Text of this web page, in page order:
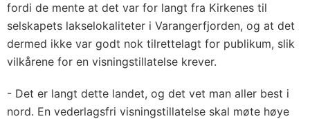
fordi de mente at det var for langt fra Kirkenes til
selskapets lakselokaliteter i Varangerfjorden, og at det
dermed ikke var godt nok tilrettelagt for publikum, slik
vilkårene for en visningstillatelse krever.
- Det er langt dette landet, og det vet man aller best i
nord. En vederlagsfri visningstillatelse skal møte høye